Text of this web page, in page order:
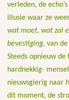
verleden, de
illusie waar ze
wat moet, wat zal
bevestiging, van
Steeds opnieuw
hardnekkig-
nieuwsgierig naar
dit moment, de